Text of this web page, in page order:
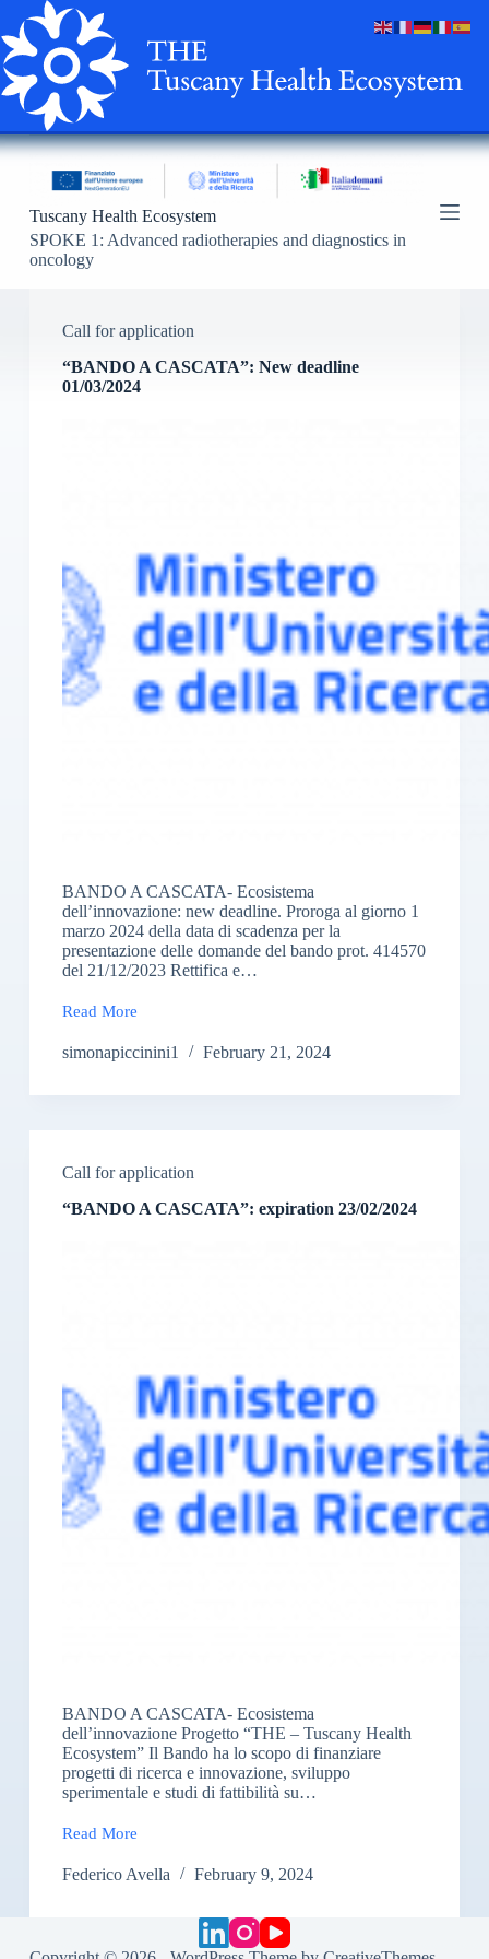
S
k
i
p
t
o
c
o
Tuscany Health Ecosystem
SPOKE 1: Advanced radiotherapies and diagnostics in
oncology
Call for application
“BANDO A CASCATA”: New deadline
01/03/2024
BANDO A CASCATA- Ecosistema
dell’innovazione: new deadline. Proroga al giorno 1
marzo 2024 della data di scadenza per la
presentazione delle domande del bando prot. 414570
del 21/12/2023 Rettifica e…
Read More
“BANDO
CASCATA”:
deadline
simonapiccinini1 February 21, 2024
Call for application
“BANDO A CASCATA”: expiration 23/02/2024
BANDO A CASCATA- Ecosistema
dell’innovazione Progetto “THE – Tuscany Health
Ecosystem” Il Bando ha lo scopo di finanziare
progetti di ricerca e innovazione, sviluppo
sperimentale e studi di fattibilità su…
Read More
“BANDO
CASCATA”:
Federico Avella February 9, 2024